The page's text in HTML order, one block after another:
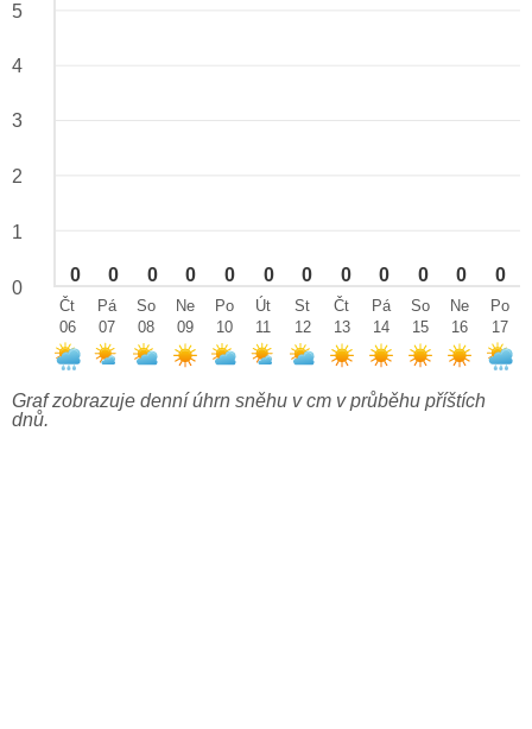
0 0 0 0 0 0 0 0 0 0 0 0
5
4
3
2
1
0
Čt
06
Pá
07
So
08
Ne
09
Po
10
Út
11
St
12
Čt
13
Pá
14
So
15
Ne
16
Po
17
Graf zobrazuje denní úhrn sněhu v cm v průběhu příštích
dnů.